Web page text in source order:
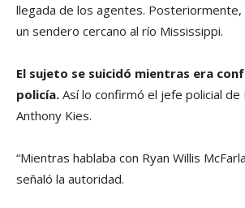
llegada de los agentes. Posteriormente,
un sendero cercano al río Mississippi.
El sujeto se suicidó mientras era
policía. Así lo confirmó el jefe policial de
Anthony Kies.
“Mientras hablaba con Ryan Willis
señaló la autoridad.